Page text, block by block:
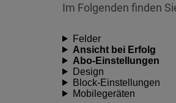
Im Folgenden finden
Felder
Ansicht bei Erfolg
Abo-Einstellungen
Design
Block-Einstellungen
Mobilegeräten